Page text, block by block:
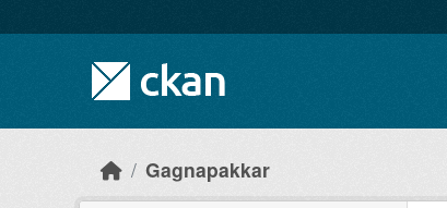
Gagnapakkar